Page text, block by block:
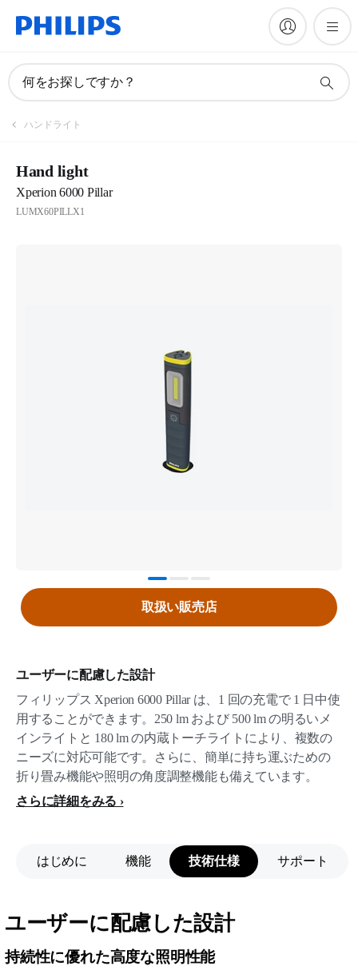
何をお探しですか？
ハンドライト
Hand light
Xperion 6000 Pillar
LUMX60PILLX1
ユーザーに配慮した設計
フィリップス Xperion 6000 Pillar は、1 回の充電で 1 日中使
用することができます。250 lm および 500 lm の明るいメ
インライトと 180 lm の内蔵トーチライトにより、複数の
ニーズに対応可能です。さらに、簡単に持ち運ぶための
折り畳み機能や照明の角度調整機能も備えています。
さらに詳細をみる
取扱い販売店
はじめに 機能 技術仕様 サポート
ユーザーに配慮した設計
持続性に優れた高度な照明性能